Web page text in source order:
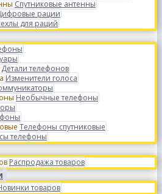
Спутниковые антенны
рации
для раций
Детали телефонов
Изменители голоса
Необычные телефоны
Телефоны спутниковые
телефоны
Распродажа товаров
товаров